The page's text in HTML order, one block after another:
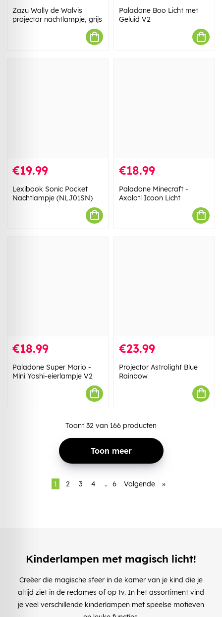
Zazu Wally de Walvis
projector nachtlampje, grijs
Paladone Boo Licht met
Geluid V2
€19.99
Lexibook Sonic Pocket
Nachtlampje (NLJ01SN)
€18.99
Paladone Minecraft -
Axolotl Icoon Licht
€18.99
Paladone Super Mario -
Mini Yoshi-eierlampje V2
€23.99
Projector Astrolight Blue
Rainbow
Toont 32 van 166 producten
Toon meer
1 2 3 4 .. 6 Volgende »
Kinderlampen met magisch licht!
Creëer die magische sfeer in de kamer van je kind die je
altijd ziet in de reclames of op tv. In het assortiment vind
je veel verschillende kinderlampen met speelse motieven